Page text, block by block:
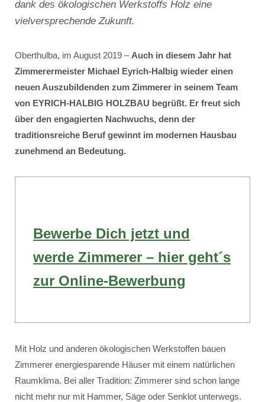
dank des ökologischen Werkstoffs Holz eine
vielversprechende Zukunft.
Oberthulba, im August 2019 – Auch in diesem Jahr hat
Zimmerermeister Michael Eyrich-Halbig wieder einen
neuen Auszubildenden zum Zimmerer in seinem Team
von EYRICH-HALBIG HOLZBAU begrüßt. Er freut sich
über den engagierten Nachwuchs, denn der
traditionsreiche Beruf gewinnt im modernen Hausbau
zunehmend an Bedeutung.
Bewerbe Dich jetzt und
werde Zimmerer – hier geht´s
zur Online-Bewerbung
Mit Holz und anderen ökologischen Werkstoffen bauen
Zimmerer energiesparende Häuser mit einem natürlichen
Raumklima. Bei aller Tradition: Zimmerer sind schon lange
nicht mehr nur mit Hammer, Säge oder Senklot unterwegs.